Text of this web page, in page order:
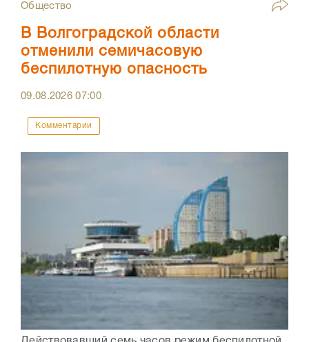
Общество
В Волгоградской области
отменили семичасовую
беспилотную опасность
09.08.202607:00
Комментарии